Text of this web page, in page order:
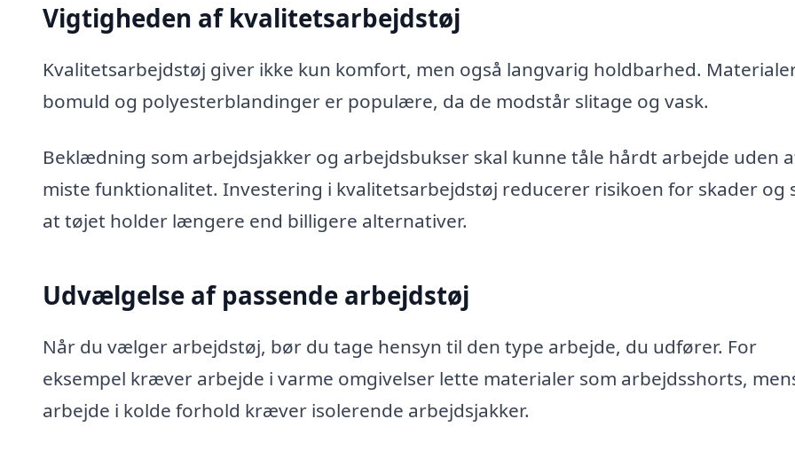
Vigtigheden af kvalitetsarbejdstøj
Kvalitetsarbejdstøj giver ikke kun komfort, men også langvarig holdbarhed.
bomuld og polyesterblandinger er populære, da de modstår slitage og vask.
Beklædning som arbejdsjakker og arbejdsbukser skal kunne tåle hårdt arbejde uden
miste funktionalitet. Investering i kvalitetsarbejdstøj reducerer risikoen for skader og
at tøjet holder længere end billigere alternativer.
Udvælgelse af passende arbejdstøj
Når du vælger arbejdstøj, bør du tage hensyn til den type arbejde, du udfører. For
eksempel kræver arbejde i varme omgivelser lette materialer som arbejdsshorts,
arbejde i kolde forhold kræver isolerende arbejdsjakker.